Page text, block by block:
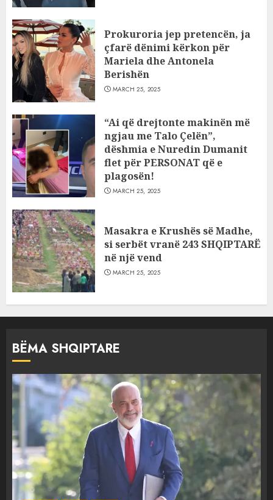
Prokuroria jep pretencën, ja
çfarë dënimi kërkon për
Mariela dhe Antonela
Berishën
MARCH 25, 2025
“Ai që drejtonte makinën më
ngjau me Talo Çelën”,
dëshmia e Nuredin Dumanit
flet për PERSONAT që e
plagosën!
MARCH 25, 2025
Masakra e Krushës së Madhe,
si serbët vranë 243 SHQIPTARË
në një vend
MARCH 25, 2025
BËMA SHQIPTARE